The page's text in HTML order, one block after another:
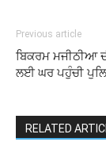
Previous article
ਬਿਕਰਮ ਮਜੀਠੀਆ
ਲਈ ਘਰ ਪਹੁੰਚੀ
RELATED